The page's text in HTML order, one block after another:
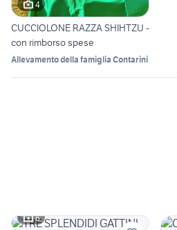
4
CUCCIOLONE RAZZA SHIHTZU -
con rimborso spese
Allevamento della famiglia Contarini
6